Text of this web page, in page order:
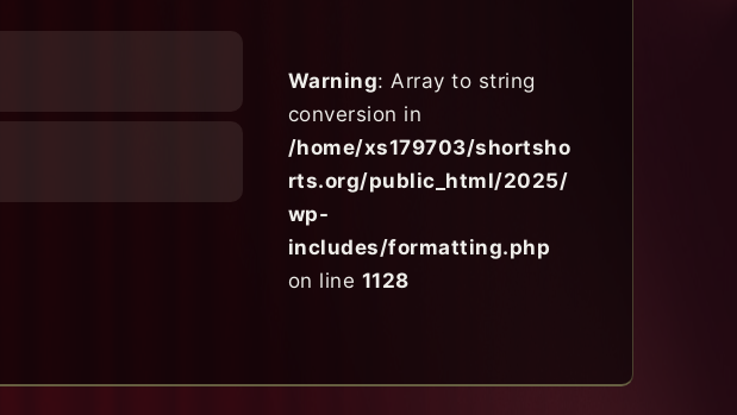
Warning: Array to string
conversion in
/home/xs179703/shortsho
rts.org/public_html/2025/
wp-
includes/formatting.php
on line 1128